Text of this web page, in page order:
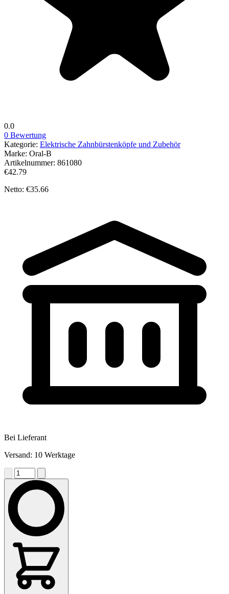
0.0
0 Bewertung
Kategorie: Elektrische Zahnbürstenköpfe und Zubehör
Marke: Oral-B
Artikelnummer: 861080
€42.79
Netto: €35.66
Bei Lieferant
Versand: 10 Werktage